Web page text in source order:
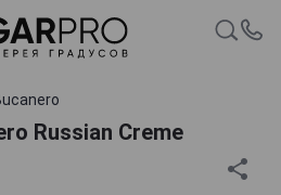
Russian Creme